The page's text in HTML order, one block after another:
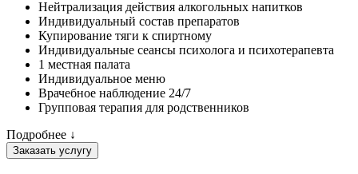
Нейтрализация действия алкогольных напитков
Индивидуальный состав препаратов
Купирование тяги к спиртному
Индивидуальные сеансы психолога и психотерапевта
1 местная палата
Индивидуальное меню
Врачебное наблюдение 24/7
Групповая терапия для родственников
Подробнее ↓
Заказать услугу